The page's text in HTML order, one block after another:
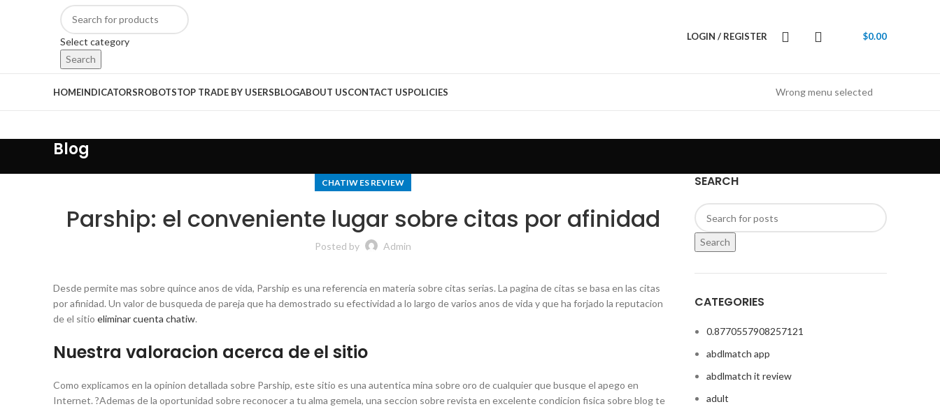
Select category
Search
LOGIN / REGISTER $0.00
HOMEINDICATORSROBOTSTOP TRADE BY USERSBLOGABOUT USCONTACT USPOLICIES Wrong menu selected
Blog
CHATIW ES REVIEW
Parship: el conveniente lugar sobre citas por afinidad
Posted by Admin
Desde permite mas sobre quince anos de vida, Parship es una referencia en materia sobre citas serias. La pagina de citas se basa en las citas
por afinidad. Un valor de busqueda de pareja que ha demostrado su efectividad a lo largo de varios anos de vida y que ha forjado la reputacion
de el sitio eliminar cuenta chatiw.
Nuestra valoracion acerca de el sitio
Como explicamos en la opinion detallada sobre Parship, este sitio es una autentica mina sobre oro de cualquier que busque el apego en
Internet. ?Ademas de la oportunidad sobre reconocer a tu alma gemela, una seccion sobre revista en excelente condicion fisica sobre blog te
SEARCH
Search
CATEGORIES
0.8770557908257121
abdlmatch app
abdlmatch it review
adult